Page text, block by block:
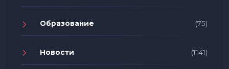
Образование (75)
Новости (1141)